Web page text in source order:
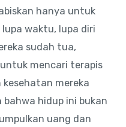
hanya untuk
waktu, lupa diri
sudah tua,
mencari terapis
mereka
hidup ini bukan
uang dan